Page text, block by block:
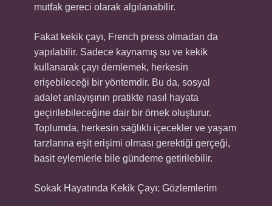
mutfak gereci olarak algılanabilir.
Fakat kekik çayı, French press olmadan da
yapılabilir. Sadece kaynamış su ve kekik
kullanarak çayı demlemek, herkesin
erişebileceği bir yöntemdir. Bu da, sosyal
adalet anlayışının pratikte nasıl hayata
geçirilebileceğine dair bir örnek oluşturur.
Toplumda, herkesin sağlıklı içecekler ve yaşam
tarzlarına eşit erişimi olması gerektiği gerçeği,
basit eylemlerle bile gündeme getirilebilir.
Sokak Hayatında Kekik Çayı: Gözlemlerim